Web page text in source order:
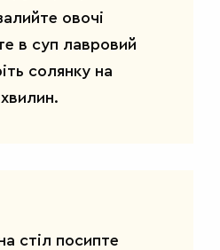
овочі
в суп лавровий
солянку на
стіл посипте